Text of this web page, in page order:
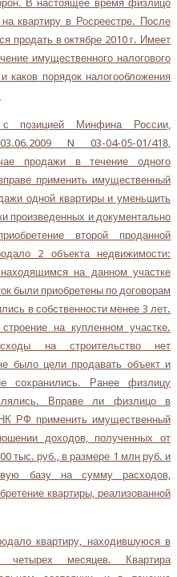
В настоящее время физлицо
на квартиру в Росреестре. После
продать в октябре 2010 г. Имеет
имущественного налогового
порядок налогообложения
позицией Минфина России,
N 03-04-05-01/418,
продажи в течение одного
применить имущественный
одной квартиры и уменьшить
произведенных и документально
второй проданной
2 объекта недвижимости:
на данном участке
были приобретены по договорам
в собственности менее 3 лет.
на купленном участке.
на строительство нет
было цели продавать объект и
сохранились. Ранее физлицу
Вправе ли физлицо в
РФ применить имущественный
доходов, полученных от
тыс. руб., в размере 1 млн руб. и
базу на сумму расходов,
квартиры, реализованной
квартиру, находившуюся в
четырех месяцев. Квартира